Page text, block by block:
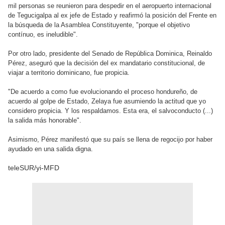
mil personas se reunieron para despedir en el aeropuerto internacional
de Tegucigalpa al ex jefe de Estado y reafirmó la posición del Frente en
la búsqueda de la Asamblea Constituyente, "porque el objetivo
contínuo, es ineludible".
Por otro lado, presidente del Senado de República Dominica, Reinaldo
Pérez, aseguró que la decisión del ex mandatario constitucional, de
viajar a territorio dominicano, fue propicia.
"De acuerdo a como fue evolucionando el proceso hondureño, de
acuerdo al golpe de Estado, Zelaya fue asumiendo la actitud que yo
considero propicia. Y los respaldamos. Esta era, el salvoconducto (...)
la salida más honorable".
Asimismo, Pérez manifestó que su país se llena de regocijo por haber
ayudado en una salida digna.
teleSUR/yi-MFD